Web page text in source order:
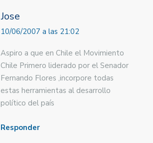
Jose
10/06/2007 a las 21:02
Aspiro a que en Chile el Movimiento
Chile Primero liderado por el Senador
Fernando Flores ,incorpore todas
estas herramientas al desarrollo
político del país
Responder